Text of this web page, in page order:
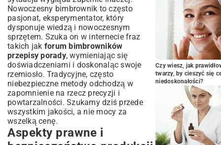
bimbru
Najczęstsze błędy i sposoby na ich
unikanie
Problemy z fermentacją i ich rozwiązania
Poprawa jakości i smaku niedoskonałego
bimbru
Jak przechowywać i delektować się
domowym bimbrem?
Odpowiednie warunki przechowywania dla
zachowania smaku
Degustacja i odpowiedzialne spożywanie
Podsumowanie: Twoja podróż do świata
domowego bimbru
Nowoczesny bimbrownik to często
pasjonat, eksperymentator, który
dysponuje wiedzą i nowoczesnym
sprzętem. Szuka on w internecie fraz
takich jak forum bimbrowników
przepisy porady, wymieniając się
doświadczeniami i doskonaląc swoje
rzemiosło. Tradycyjne, często
niebezpieczne metody odchodzą w
zapomnienie na rzecz precyzji i
powtarzalności. Szukamy dziś przede
wszystkim jakości, a nie mocy za
wszelką cenę.
Aspekty prawne i
Czy wiesz, jak
twarzy, by cieszyć się
niedoskonałości?